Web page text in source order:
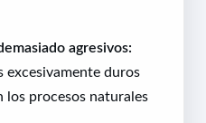
agresivos:
excesivamente duros
procesos naturales